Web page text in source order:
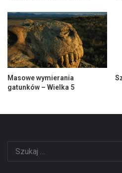
Masowe wymierania
gatunków – Wielka 5